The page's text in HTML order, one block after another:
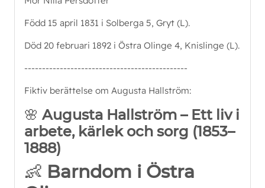
Född 15 april 1831 i Solberga 5, Gryt (L).
Död 20 februari 1892 i Östra Olinge 4, Knislinge (L).
----------------------------------------------
Fiktiv berättelse om Augusta Hallström:
🌸 Augusta Hallström – Ett liv i
arbete, kärlek och sorg (1853–
1888)
👶 Barndom i Östra